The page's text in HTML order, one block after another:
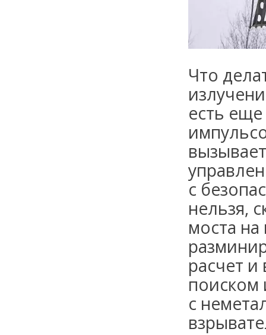
Что
есть
с
нельзя,
моста на
расчет
поиском
с